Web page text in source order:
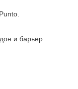
и барьер